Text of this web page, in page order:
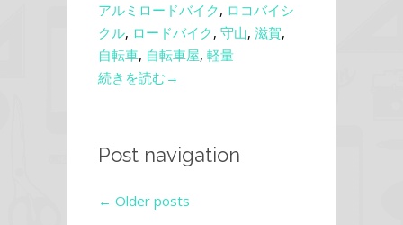
アルミロードバイク, ロコバイシ
クル, ロードバイク, 守山, 滋賀,
自転車, 自転車屋, 軽量
続きを読む→
Post navigation
← Older posts